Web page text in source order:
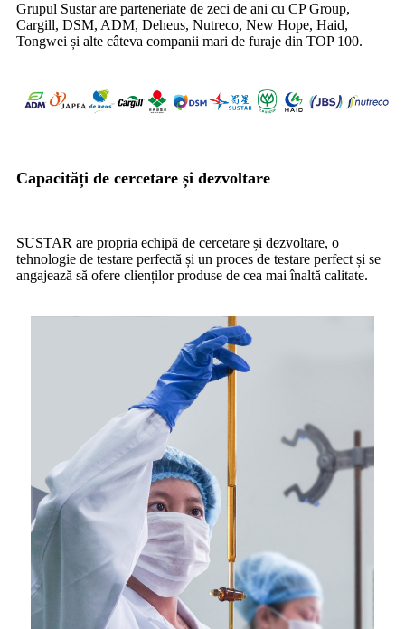
Grupul Sustar are parteneriate de zeci de ani cu CP Group,
Cargill, DSM, ADM, Deheus, Nutreco, New Hope, Haid,
Tongwei și alte câteva companii mari de furaje din TOP 100.
Capacități de cercetare și dezvoltare
SUSTAR are propria echipă de cercetare și dezvoltare, o
tehnologie de testare perfectă și un proces de testare perfect și se
angajează să ofere clienților produse de cea mai înaltă calitate.